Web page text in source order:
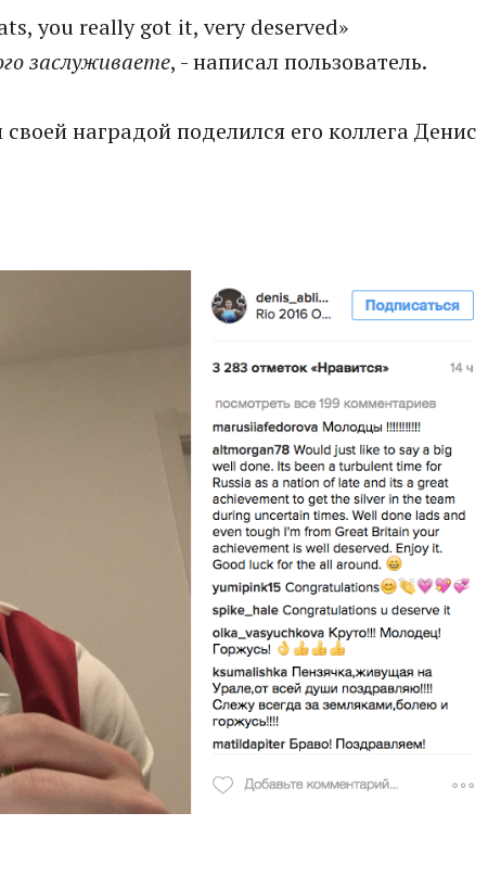
you really got it, very deserved»
заслуживаете, - написал пользователь.
наградой поделился его коллега Денис